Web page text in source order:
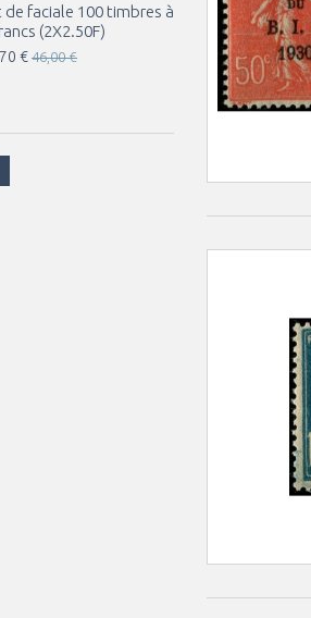
de faciale 100 timbres à
(2X2.50F)
€ 46,00 €